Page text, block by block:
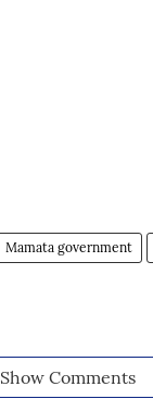
Mamata government
Show Comments